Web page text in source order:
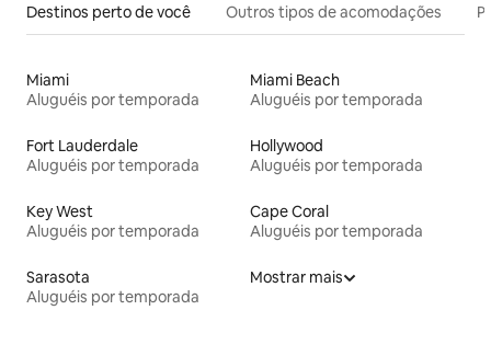
Destinos perto de você Outros tipos de acomodações
Miami
Aluguéis por temporada
Miami Beach
Aluguéis por temporada
Fort Lauderdale
Aluguéis por temporada
Hollywood
Aluguéis por temporada
Key West
Aluguéis por temporada
Cape Coral
Aluguéis por temporada
Sarasota
Aluguéis por temporada
Mostrar mais